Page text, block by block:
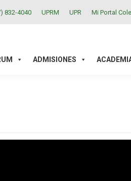
832-4040 UPRM UPR Mi Portal
ADMISIONES